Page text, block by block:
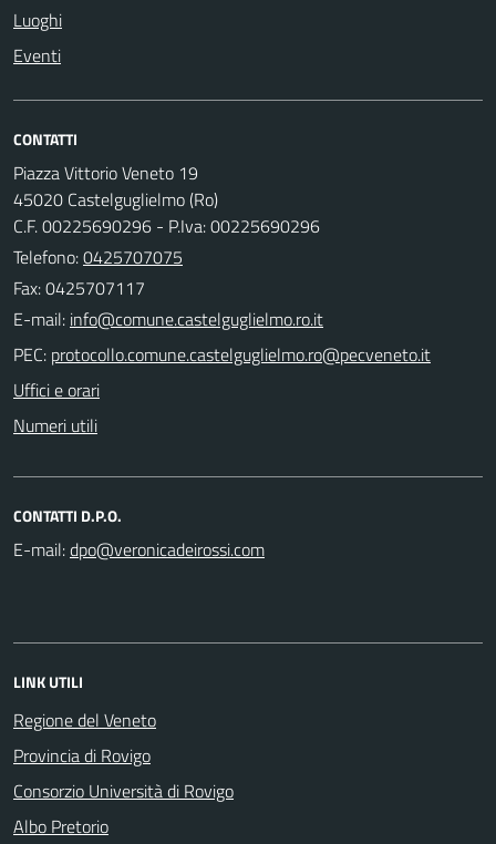
Luoghi
Eventi
CONTATTI
Piazza Vittorio Veneto 19
45020 Castelguglielmo (Ro)
C.F. 00225690296 - P.Iva: 00225690296
Telefono:0425707075
Fax: 0425707117
E-mail:
PEC:
Uffici e orari
Numeri utili
CONTATTI D.P.O.
E-mail:
LINK UTILI
Regione del Veneto
Provincia di Rovigo
Consorzio Università di Rovigo
Albo Pretorio